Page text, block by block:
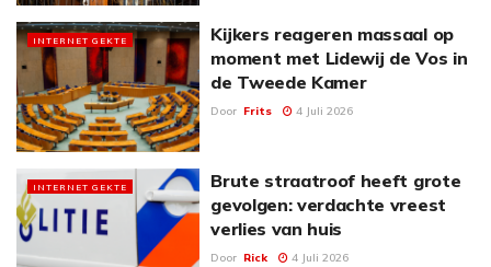
INTERNET GEKTE
Kijkers reageren massaal op
moment met Lidewij de Vos in
de Tweede Kamer
Door Frits 4 Juli 2026
INTERNET GEKTE
Brute straatroof heeft grote
gevolgen: verdachte vreest
verlies van huis
Door Rick 4 Juli 2026